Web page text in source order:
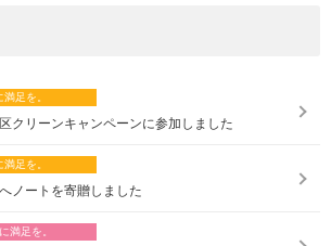
クリーンキャンペーンに参加しました
ノートを寄贈しました